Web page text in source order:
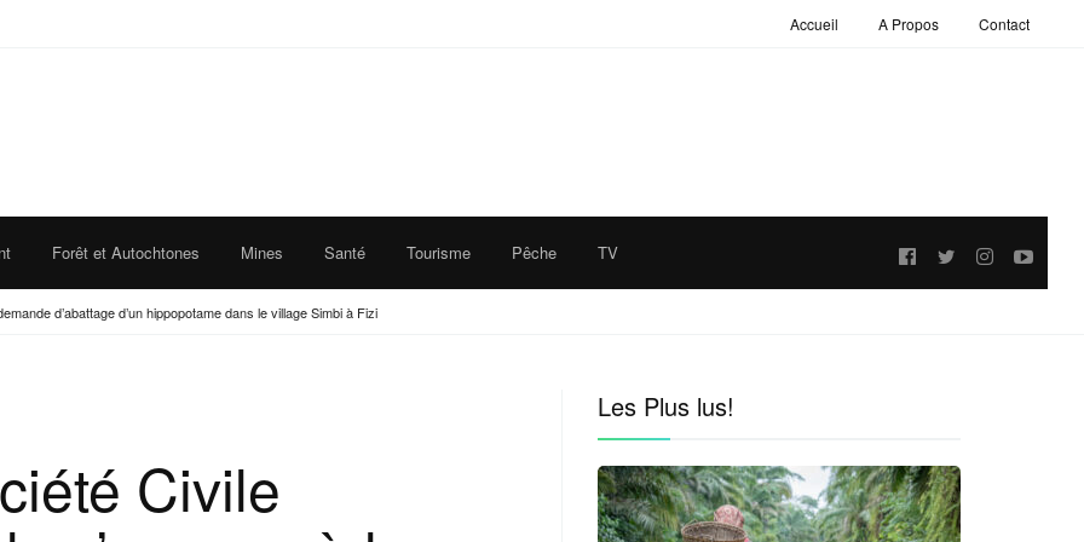
Accueil A Propos Contact
Forêt et Autochtones Mines Santé Tourisme Pêche TV Follow
d’abattage d’un hippopotame dans le village Simbi à Fizi
Civile
Les Plus lus!